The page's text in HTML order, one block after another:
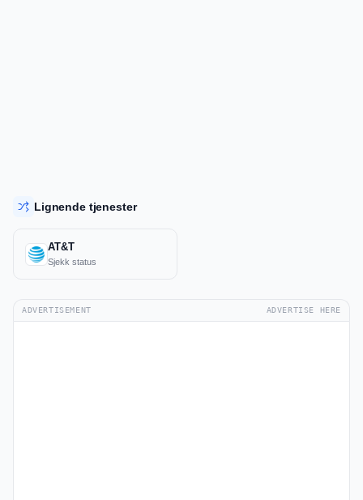
Lignende tjenester
AT&T
Sjekk status
ADVERTISEMENT ADVERTISE HERE